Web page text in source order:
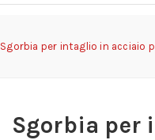
Sgorbia per intaglio in acciaio
Sgorbia per